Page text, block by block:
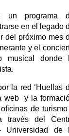
un programa
en el legado
del próximo mes
y el
musical donde
la red ‘Huellas
web y la
de
través del
Universidad de